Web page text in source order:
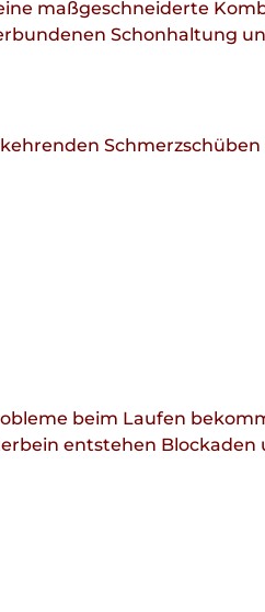
maßgeschneiderte
Schonhaltung
beim Laufen
entstehen Blockaden